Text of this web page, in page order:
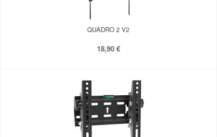
QUADRO 2 V2
18,90 €